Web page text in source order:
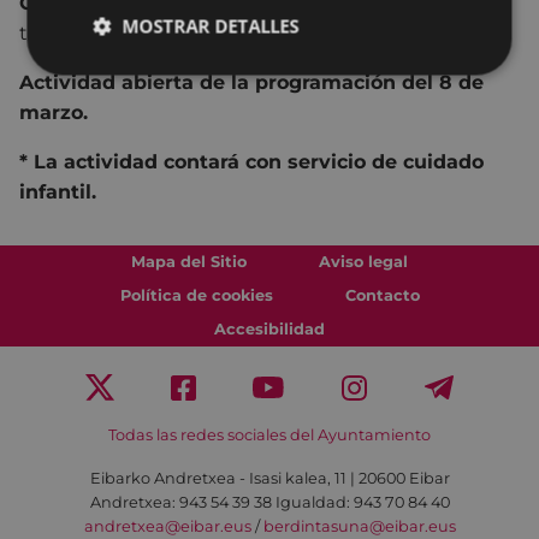
trabajo del 8 de marzo)
Actividad abierta de la programación del 8 de
marzo.
* La actividad contará con servicio de cuidado
infantil.
Mapa del Sitio
Aviso legal
Política de cookies
Contacto
Accesibilidad
Todas las redes sociales del Ayuntamiento
Eibarko Andretxea - Isasi kalea, 11 | 20600 Eibar
Andretxea: 943 54 39 38 Igualdad: 943 70 84 40
andretxea@eibar.eus/ berdintasuna@eibar.eus
MOSTRAR DETALLES